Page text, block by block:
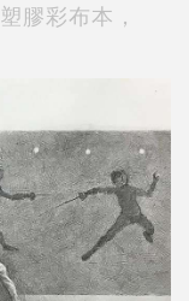
膠彩布本，